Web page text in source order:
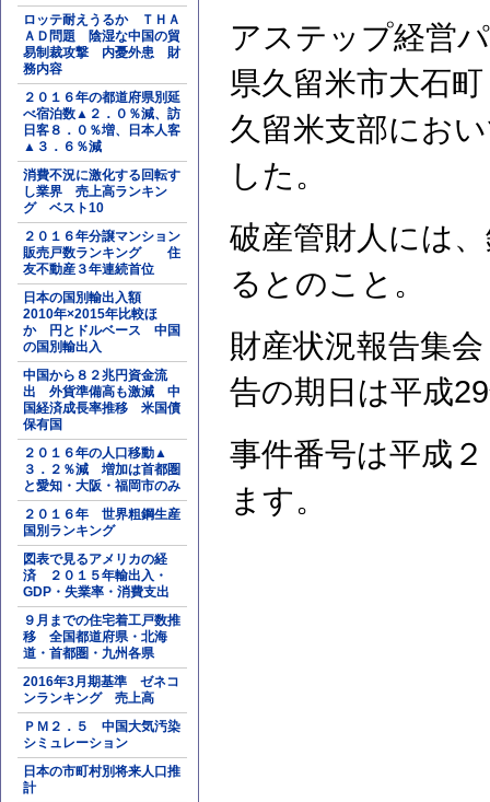
ロッテ耐えうるか ＴＨＡ
ＡＤ問題 陰湿な中国の貿
易制裁攻撃 内憂外患 財
務内容
２０１６年の都道府県別延
べ宿泊数▲２．０％減、訪
日客８．０％増、日本人客
▲３．６％減
消費不況に激化する回転す
し業界 売上高ランキン
グ ベスト10
２０１６年分譲マンション
販売戸数ランキング 住
友不動産３年連続首位
日本の国別輸出入額
2010年×2015年比較ほ
か 円とドルベース 中国
の国別輸出入
中国から８２兆円資金流
出 外貨準備高も激減 中
国経済成長率推移 米国債
保有国
２０１６年の人口移動▲
３．２％減 増加は首都圏
と愛知・大阪・福岡市のみ
２０１６年 世界粗鋼生産
国別ランキング
図表で見るアメリカの経
済 ２０１５年輸出入・
GDP・失業率・消費支出
９月までの住宅着工戸数推
移 全国都道府県・北海
道・首都圏・九州各県
2016年3月期基準 ゼネコ
ンランキング 売上高
ＰＭ２．５ 中国大気汚染
シミュレーション
日本の市町村別将来人口推
計
アステップ経営
県久留米市大石
久留米支部にお
した。
破産管財人には
るとのこと。
財産状況報告集
告の期日は平成
事件番号は平成
ます。